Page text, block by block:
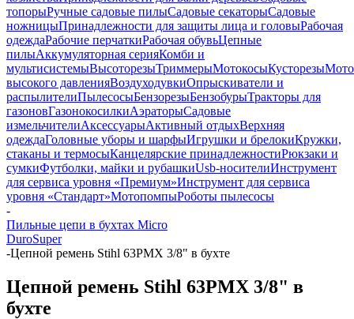
топорыРучные садовые пилыСадовые секаторыСадовые
ножницыПринадлежности для защиты лица и головыРабочая
одеждаРабочие перчаткиРабочая обувьЦепные
пилыАккумуляторная серияКомби и
мультисистемыВысоторезыТриммерыМотокосыКусторезы
высокого давленияВоздуходувкиОпрыскиватели и
распылителиПылесосыБензорезыБензобурыТракторы для
газоновГазонокосилкиАэраторыСадовые
измельчителиАксессуарыАктивный отдыхВерхняя
одеждаГоловные уборы и шарфыИгрушки и брелокиКружки,
стаканы и термосыКанцелярские принадлежностиРюкзаки и
сумкиФутболки, майки и рубашкиUsb-носителиИнструмент
для сервиса уровня «Премиум»Инструмент для сервиса
уровня «Стандарт»МотопомпыРоботы пылесосы
-
Пильные цепи в бухтах Micro
DuroSuper
-Цепной ремень Stihl 63PMX 3/8" в бухте
Цепной ремень Stihl 63PMX 3/8" в
бухте